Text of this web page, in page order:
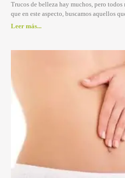
Trucos de belleza hay muchos, pero
que en este aspecto, buscamos aquellos
Leer más...